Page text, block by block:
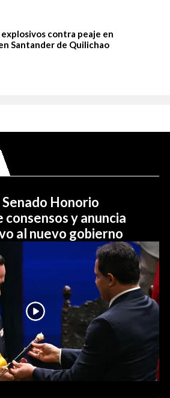
contra peaje en
Santander de Quilichao
Honorio
y anuncia
al nuevo gobierno